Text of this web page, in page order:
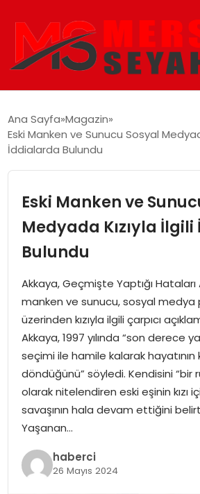
EKONOMI
GÜNCEL
Ana Sayfa Magazin
Eski Manken ve Sunucu Sosyal
İddialarda Bulundu
Eski Manken ve
Medyada Kızıyla
Bulundu
Akkaya, Geçmişte Yaptığı Hataları
manken ve sunucu, sosyal
üzerinden kızıyla ilgili çarpıcı
Akkaya, 1997 yılında “son derece
seçimi ile hamile kalarak hayatının
döndüğünü” söyledi. Kendisini “bir
olarak nitelendiren eski eşinin kızı
savaşının hala devam ettiğini
Yaşanan…
haberci
26 Mayıs 2024